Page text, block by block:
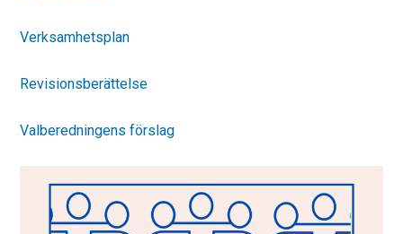
Verksamhetsplan
Revisionsberättelse
Valberedningens förslag